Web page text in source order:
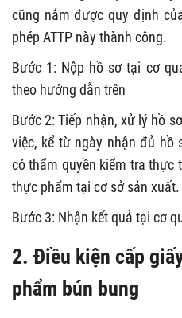
cũng nắm được quy định
phép ATTP này thành công.
Bước 1: Nộp hồ sơ tại cơ
theo hướng dẫn trên
Bước 2: Tiếp nhận, xử lý hồ
việc, kể từ ngày nhận đủ hồ
có thẩm quyền kiểm tra thực
thực phẩm tại cơ sở sản
Bước 3: Nhận kết quả tại cơ
2. Điều kiện cấp
phẩm bún bung